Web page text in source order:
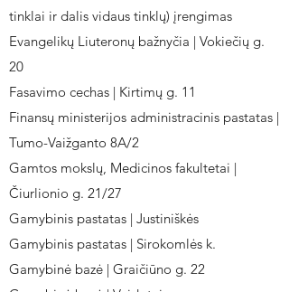
tinklai ir dalis vidaus tinklų) įrengimas
Evangelikų Liuteronų bažnyčia | Vokiečių g.
20
Fasavimo cechas | Kirtimų g. 11
Finansų ministerijos administracinis pastatas |
Tumo-Vaižganto 8A/2
Gamtos mokslų, Medicinos fakultetai |
Čiurlionio g. 21/27
Gamybinis pastatas | Justiniškės
Gamybinis pastatas | Sirokomlės k.
Gamybinė bazė | Graičiūno g. 22